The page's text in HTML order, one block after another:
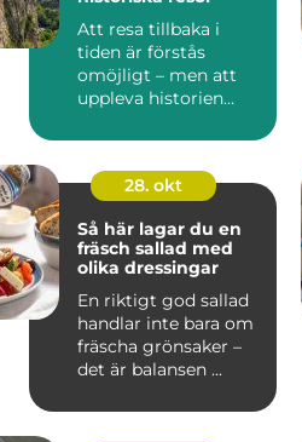
Att resa tillbaka i
tiden är förstås
omöjligt – men att
uppleva historien...
28. okt
Så här lagar du en
fräsch sallad med
olika dressingar
En riktigt god sallad
handlar inte bara om
fräscha grönsaker –
det är balansen ...